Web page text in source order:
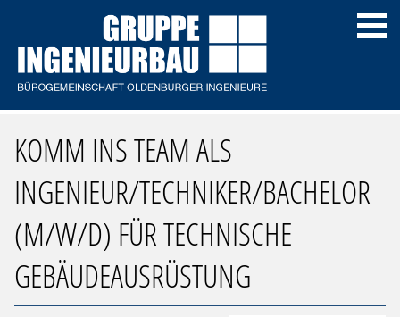
KOMM INS TEAM ALS
INGENIEUR/TECHNIKER/BACHELOR
(M/W/D) FÜR TECHNISCHE
GEBÄUDEAUSRÜSTUNG